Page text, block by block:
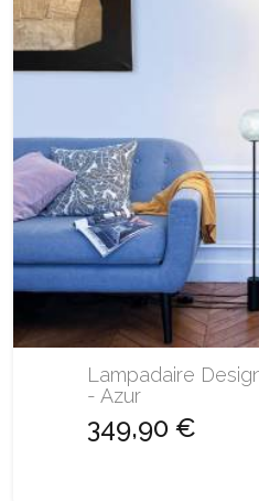
Lampadaire
- Azur
349,90 €